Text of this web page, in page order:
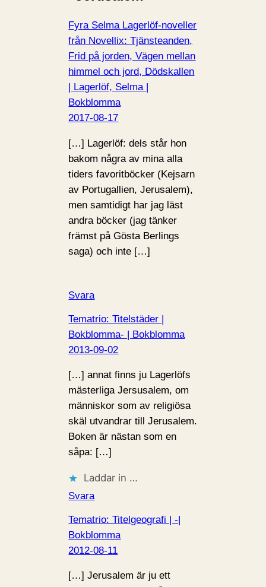
Fyra Selma Lagerlöf-noveller
från Novellix: Tjänsteanden,
Frid på jorden, Vägen mellan
himmel och jord, Dödskallen
| Lagerlöf, Selma |
Bokblomma
2017-08-17
[…] Lagerlöf: dels står hon
bakom några av mina alla
tiders favoritböcker (Kejsarn
av Portugallien, Jerusalem),
men samtidigt har jag läst
andra böcker (jag tänker
främst på Gösta Berlings
saga) och inte […]
Svara
Tematrio: Titelstäder |
Bokblomma- | Bokblomma
2013-09-02
[…] annat finns ju Lagerlöfs
mästerliga Jersusalem, om
människor som av religiösa
skäl utvandrar till Jerusalem.
Boken är nästan som en
såpa: […]
Laddar in …
Svara
Tematrio: Titelgeografi | -|
Bokblomma
2012-08-11
[…] Jerusalem är ju ett